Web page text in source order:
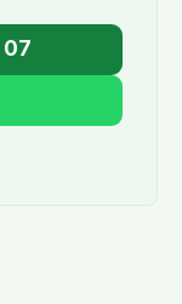
07